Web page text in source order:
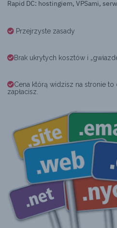
Rapid DC: hostingiem, VPSami,
Przejrzyste zasady
Brak ukrytych kosztów i
Cena którą widzisz na stronie to
zapłacisz.